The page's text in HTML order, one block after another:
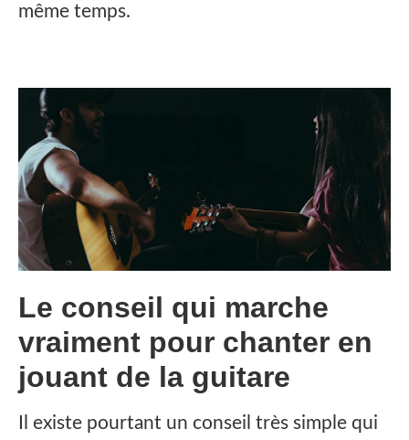
même temps.
Le conseil qui marche
vraiment pour chanter en
jouant de la guitare
Il existe pourtant un conseil très simple qui